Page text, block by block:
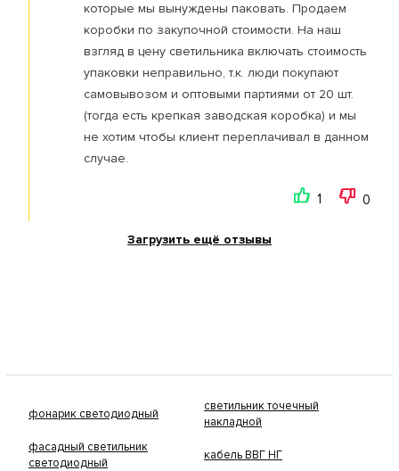
которые мы вынуждены паковать. Продаем
коробки по закупочной стоимости. На наш
взгляд в цену светильника включать стоимость
упаковки неправильно, т.к. люди покупают
самовывозом и оптовыми партиями от 20 шт.
(тогда есть крепкая заводская коробка) и мы
не хотим чтобы клиент переплачивал в данном
случае.
1 0
Загрузить ещё отзывы
фонарик светодиодный
светильник точечный
накладной
фасадный светильник
светодиодный
кабель ВВГ НГ